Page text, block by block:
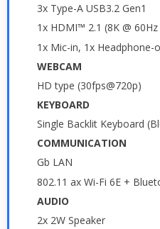
3x Type-A USB3.2 Gen1
1x HDMI™ 2.1 (8K @
1x Mic-in, 1x Headphone-
WEBCAM
HD type (30fps@720p)
KEYBOARD
Single Backlit Keyboard
COMMUNICATION
Gb LAN
802.11 ax Wi-Fi 6E +
AUDIO
2x 2W Speaker